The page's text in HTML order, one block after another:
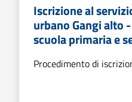
Iscrizione al
urbano Gangi alto
scuola primaria e
Procedimento di